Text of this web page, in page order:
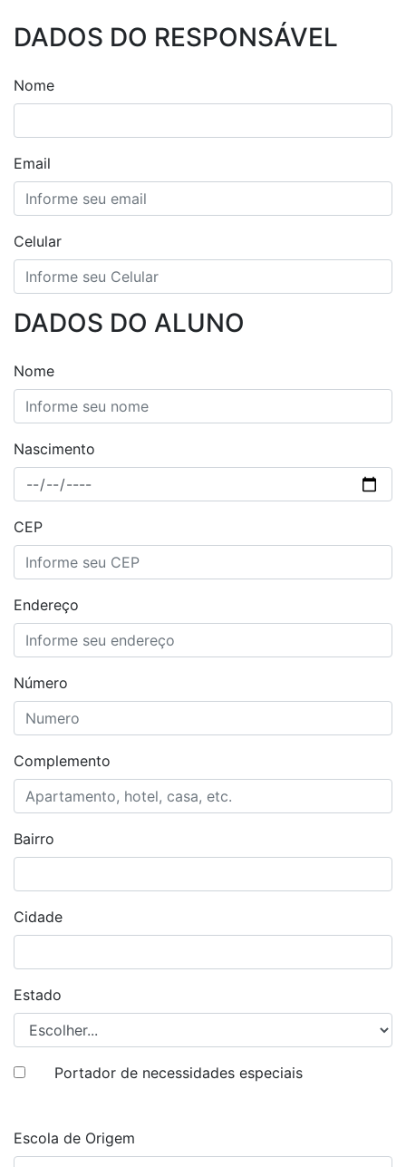
DADOS DO RESPONSÁVEL
Nome
Email
Celular
DADOS DO ALUNO
Nome
Nascimento
CEP
Endereço
Número
Complemento
Bairro
Cidade
Estado
Portador de necessidades especiais
Escola de Origem